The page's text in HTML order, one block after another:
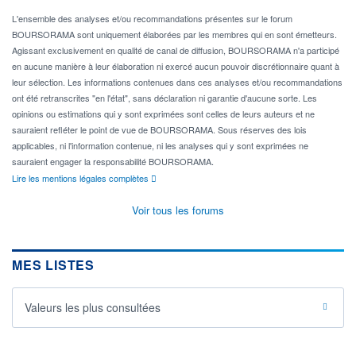
L'ensemble des analyses et/ou recommandations présentes sur le forum
BOURSORAMA sont uniquement élaborées par les membres qui en sont émetteurs.
Agissant exclusivement en qualité de canal de diffusion, BOURSORAMA n'a participé
en aucune manière à leur élaboration ni exercé aucun pouvoir discrétionnaire quant à
leur sélection. Les informations contenues dans ces analyses et/ou recommandations
ont été retranscrites "en l'état", sans déclaration ni garantie d'aucune sorte. Les
opinions ou estimations qui y sont exprimées sont celles de leurs auteurs et ne
sauraient refléter le point de vue de BOURSORAMA. Sous réserves des lois
applicables, ni l'information contenue, ni les analyses qui y sont exprimées ne
sauraient engager la responsabilité BOURSORAMA.
Lire les mentions légales complètes
Voir tous les forums
MES LISTES
Valeurs les plus consultées